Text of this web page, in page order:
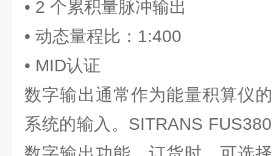
• 2 个累积量脉冲输出
• 动态量程比：1:400
• MID认证
数字输出通常作为能量积算仪
系统的输入。SITRANS